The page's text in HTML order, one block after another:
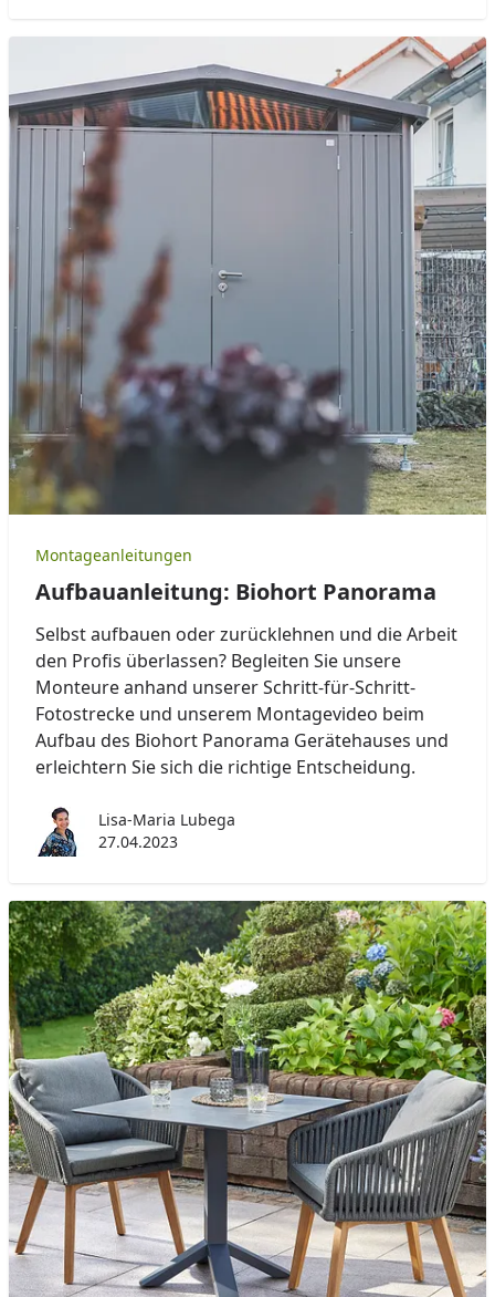
Montageanleitungen
Aufbauanleitung: Biohort Panorama
Selbst aufbauen oder zurücklehnen und die Arbeit
den Profis überlassen? Begleiten Sie unsere
Monteure anhand unserer Schritt-für-Schritt-
Fotostrecke und unserem Montagevideo beim
Aufbau des Biohort Panorama Gerätehauses und
erleichtern Sie sich die richtige Entscheidung.
Lisa-Maria Lubega
27.04.2023